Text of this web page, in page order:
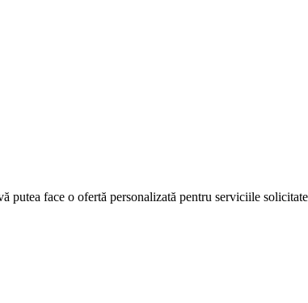
face o ofertă personalizată pentru serviciile